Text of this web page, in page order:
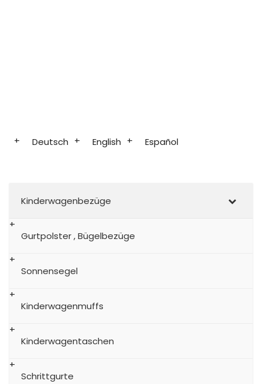
Deutsch English Español
Kinderwagenbezüge
Gurtpolster , Bügelbezüge
Sonnensegel
Kinderwagenmuffs
Kinderwagentaschen
Schrittgurte